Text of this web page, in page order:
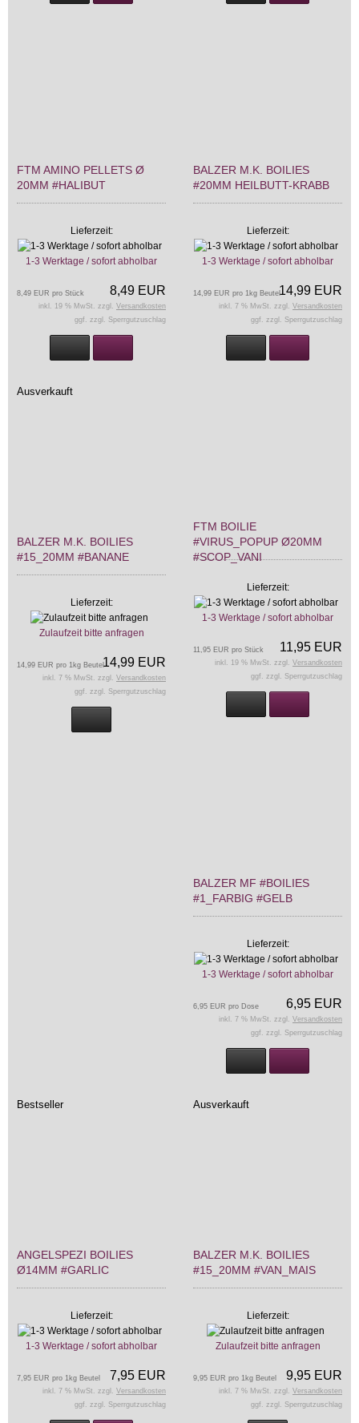
FTM AMINO PELLETS Ø
20MM #HALIBUT
Lieferzeit:
1-3 Werktage / sofort abholbar
8,49 EUR
8,49 EUR pro Stück
inkl. 19 % MwSt. zzgl. Versandkosten
ggf. zzgl. Sperrgutzuschlag
BALZER M.K. BOILIES
#20MM HEILBUTT-KRABB
Lieferzeit:
1-3 Werktage / sofort abholbar
14,99 EUR
14,99 EUR pro 1kg Beutel
inkl. 7 % MwSt. zzgl. Versandkosten
ggf. zzgl. Sperrgutzuschlag
Ausverkauft
BALZER M.K. BOILIES
#15_20MM #BANANE
Lieferzeit:
Zulaufzeit bitte anfragen
14,99 EUR
14,99 EUR pro 1kg Beutel
inkl. 7 % MwSt. zzgl. Versandkosten
ggf. zzgl. Sperrgutzuschlag
FTM BOILIE
#VIRUS_POPUP Ø20MM
#SCOP_VANI
Lieferzeit:
1-3 Werktage / sofort abholbar
11,95 EUR
11,95 EUR pro Stück
inkl. 19 % MwSt. zzgl. Versandkosten
ggf. zzgl. Sperrgutzuschlag
BALZER MF #BOILIES
#1_FARBIG #GELB
Lieferzeit:
1-3 Werktage / sofort abholbar
6,95 EUR
6,95 EUR pro Dose
inkl. 7 % MwSt. zzgl. Versandkosten
ggf. zzgl. Sperrgutzuschlag
Bestseller
ANGELSPEZI BOILIES
Ø14MM #GARLIC
Lieferzeit:
1-3 Werktage / sofort abholbar
7,95 EUR
7,95 EUR pro 1kg Beutel
inkl. 7 % MwSt. zzgl. Versandkosten
ggf. zzgl. Sperrgutzuschlag
Ausverkauft
BALZER M.K. BOILIES
#15_20MM #VAN_MAIS
Lieferzeit:
Zulaufzeit bitte anfragen
9,95 EUR
9,95 EUR pro 1kg Beutel
inkl. 7 % MwSt. zzgl. Versandkosten
ggf. zzgl. Sperrgutzuschlag